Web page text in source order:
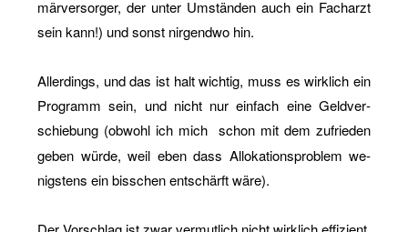
mär­ver­sor­ger, der unter Um­stän­den auch ein Fach­arzt
sein kann!) und sonst nir­gend­wo hin.
Al­ler­dings, und das ist halt wich­tig, muss es wirk­lich ein
Pro­gramm sein, und nicht nur ein­fach eine Geld­ver­
schie­bung (ob­wohl ich mich schon mit dem zu­frie­den
geben würde, weil eben dass Al­lo­ka­ti­ons­pro­blem we­
nigs­tens ein biss­chen ent­schärft wäre).